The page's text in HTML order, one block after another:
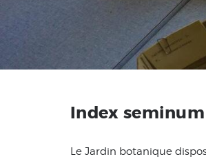
Index seminum
Le Jardin botanique